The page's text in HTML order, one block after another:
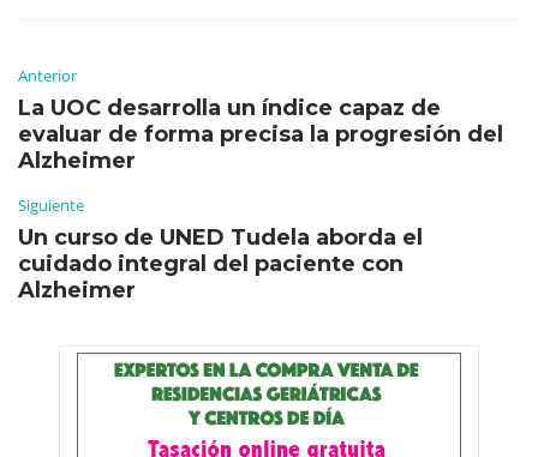
Anterior
La UOC desarrolla un índice capaz de
evaluar de forma precisa la progresión del
Alzheimer
Siguiente
Un curso de UNED Tudela aborda el
cuidado integral del paciente con
Alzheimer